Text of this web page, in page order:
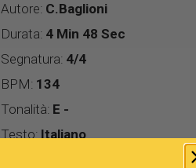
Autore: C.Baglioni
Durata: 4 Min 48 Sec
Segnatura: 4/4
BPM: 134
Tonalità: E -
Testo:Italiano